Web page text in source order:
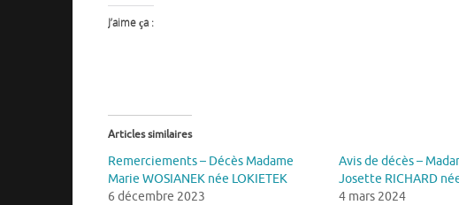
J’aime ça :
Articles similaires
Remerciements – Décès Madame
Marie WOSIANEK née LOKIETEK
6 décembre 2023
Avis de décès –
Josette RICHARD
4 mars 2024